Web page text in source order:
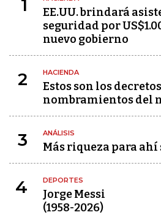
1
EE.UU. brindará
seguridad por
nuevo gobierno
2 HACIENDA
Estos son los
nombramientos del
3 ANÁLISIS
Más riqueza para
4 DEPORTES
Jorge Messi
(1958-2026)